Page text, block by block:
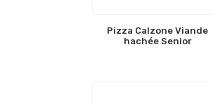
Pizza Calzone Viande
hachée Senior